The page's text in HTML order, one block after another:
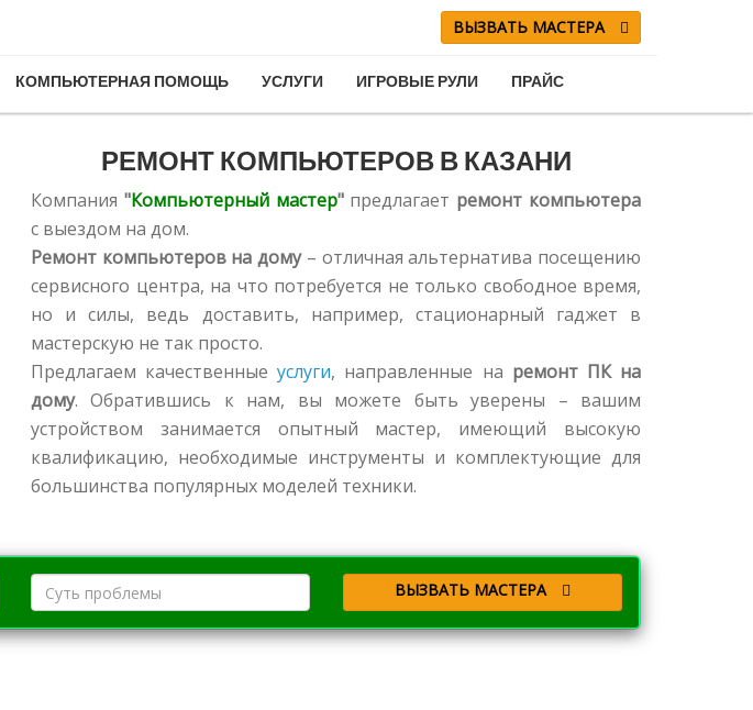
ВЫЗВАТЬ МАСТЕРА
КОМПЬЮТЕРНАЯ ПОМОЩЬ УСЛУГИ ИГРОВЫЕ РУЛИ ПРАЙС
РЕМОНТ КОМПЬЮТЕРОВ В КАЗАНИ
Компания "Компьютерный мастер"предлагает ремонт компьютера
с выездом на дом.
Ремонт компьютеров на дому– отличная альтернатива посещению
сервисного центра, на что потребуется не только свободное время,
но и силы, ведь доставить, например, стационарный гаджет в
мастерскую не так просто.
Предлагаем качественныеуслуги, направленные на ремонт ПК на
дому. Обратившись к нам, вы можете быть уверены – вашим
устройством занимается опытный мастер, имеющий высокую
квалификацию, необходимые инструменты и комплектующие для
большинства популярных моделей техники.
ВЫЗВАТЬ МАСТЕРА